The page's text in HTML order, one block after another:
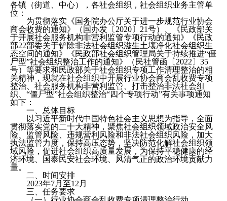
各镇（街道、中心），各社会组织，社会组织业务主管单
位：
为贯彻落实《国务院办公厅关于进一步规范行业协会
商会收费的通知》（国办发〔2020〕21号）、《民政部关
于开展社会服务机构非营利监管专项行动的通知》《民政
部22部委关于铲除非法社会组织滋生土壤净化社会组织生
态空间的通知》《民政部社会组织管理局关于持续推进“僵
尸型”社会组织整治工作的通知》（民社管函〔2022〕35
号）等要求和民政部关于社会组织专项工作清理整治的相
关精神，现就在社会组织中开展行业协会商会乱收费专项
整治、社会服务机构非营利监管、打击整治非法社会组
织、“僵尸型”社会组织整治“四个专项行动”有关事项通知
如下：
一、总体目标
以习近平新时代中国特色社会主义思想为指导，全面
贯彻落实党的二十大精神，聚焦社会组织领域政治安全风
险、监管风险、违规营利风险和非法社会组织风险，加大
执法监管力度，保持高压态势，坚决防范化解社会组织领
域风险，促进社会组织高质量发展，为保持平稳健康的经
济环境、国泰民安社会环境、风清气正的政治环境贡献力
量。
二、时间安排
2023年7月至12月
三、任务要求